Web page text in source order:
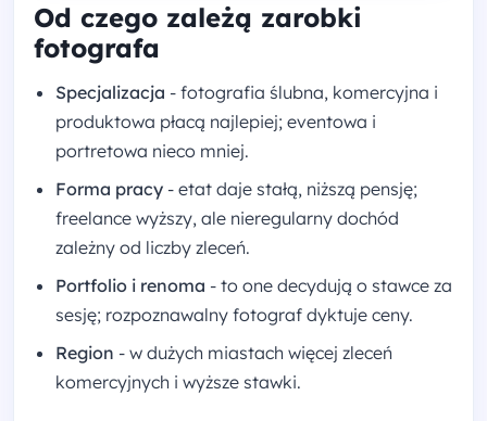
Od czego zależą zarobki
fotografa
Specjalizacja - fotografia ślubna, komercyjna i
produktowa płacą najlepiej; eventowa i
portretowa nieco mniej.
Forma pracy - etat daje stałą, niższą pensję;
freelance wyższy, ale nieregularny dochód
zależny od liczby zleceń.
Portfolio i renoma - to one decydują o stawce za
sesję; rozpoznawalny fotograf dyktuje ceny.
Region - w dużych miastach więcej zleceń
komercyjnych i wyższe stawki.